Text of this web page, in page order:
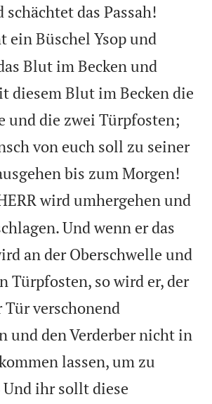
das Passah!
ein Büschel Ysop und
Blut im Becken und
diesem Blut im Becken die
und die zwei Türpfosten;
von euch soll zu seiner
bis zum Morgen!
wird umhergehen und
Und wenn er das
an der Oberschwelle und
Türpfosten, so wird er, der
Tür verschonend
und den Verderber nicht in
lassen, um zu
Und ihr sollt diese